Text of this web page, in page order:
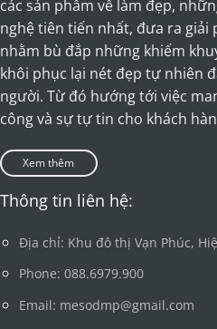
các sản phẩm về làm đẹp,
nghệ tiên tiến nhất, đưa ra
nhằm bù đắp những khiếm
khôi phục lại nét đẹp tự nhiên
người. Từ đó hướng tới việc
công và sự tự tin cho khách
Xem thêm
Thông tin liên hệ:
Địa chỉ: Khu đô thị Vạn Phúc,
Phone: 088.6979.900
Email: mesodmp@gmail.com